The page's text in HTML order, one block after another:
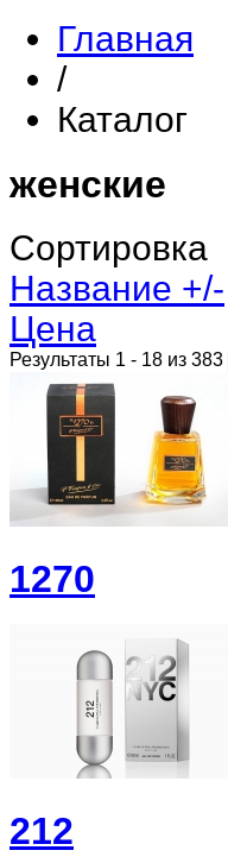
Главная
/
Каталог
женские
Сортировка
Название +/-
Цена
Результаты 1 - 18 из 383
1270
212